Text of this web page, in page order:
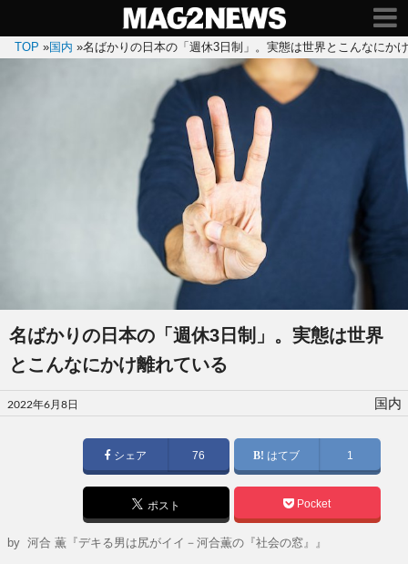
TOP »国内 »名ばかりの日本の「週休3日制」。実態は世界とこんなにか
名ばかりの日本の「週休3日制」。実態は世界
とこんなにかけ離れている
投
稿
2022年6月8日 国内
シェア 76 はてブ 1
ポスト Pocket
by河合 薫『デキる男は尻がイイ－河合薫の『社会の窓』』